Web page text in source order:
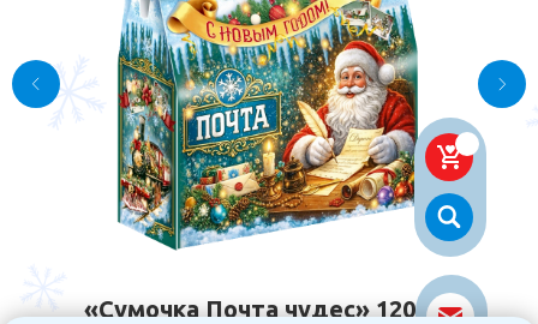
«Сумочка Почта чудес» 1200гр